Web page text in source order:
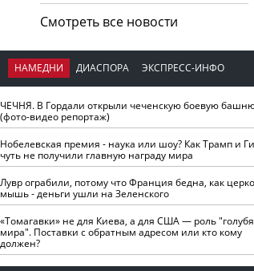
Смотреть все новости
НАМЕДНИ ДИАСПОРА ЭКСПРЕСС-ИНФО
ЧЕЧНЯ. В Гордали открыли чеченскую боевую
(фото-видео репортаж)
Нобелевская премия - наука или шоу? Как Трамп и
чуть не получили главную награду мира
Лувр ограбили, потому что Франция бедна, как
мышь - деньги ушли на Зеленского
«Томагавки» не для Киева, а для США — роль "голубя
мира". Поставки с обратным адресом или кто кому
должен?